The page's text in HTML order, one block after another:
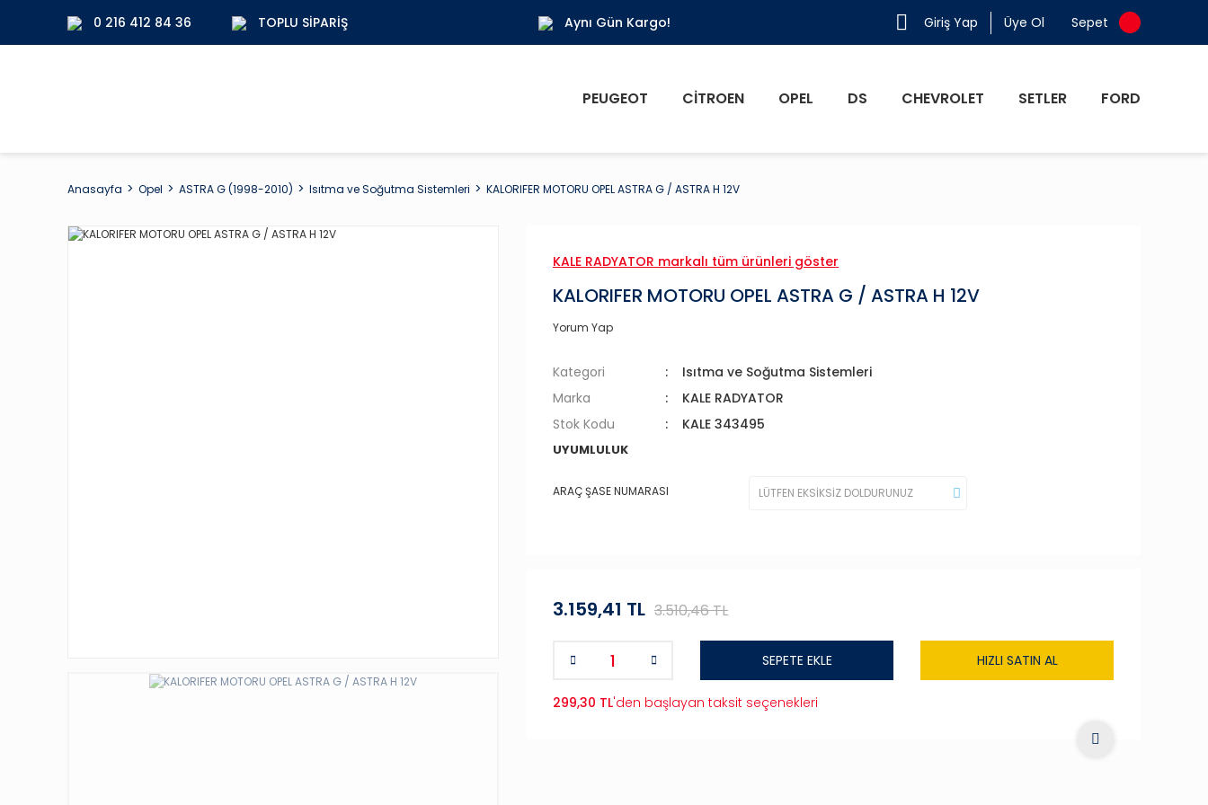
0 216 412 84 36 TOPLU SIPARIŞ Aynı Gün Kargo! Giriş Yap Üye Ol Sepet
PEUGEOT CITROEN OPEL DS CHEVROLET SETLER FORD
Anasayfa Opel ASTRA G (1998-2010) Isıtma ve Soğutma Sistemleri KALORIFER MOTORU OPEL ASTRA G / ASTRA H 12V
KALE RADYATOR markalı tüm ürünleri göster
KALORIFER MOTORU OPEL ASTRA G / ASTRA H 12V
Yorum Yap
Kategori
Isıtma ve Soğutma Sistemleri
Marka
KALE RADYATOR
Stok Kodu
KALE 343495
UYUMLULUK
ARAÇ ŞASE NUMARASI
3.159,41 TL 3.510,46 TL
SEPETE EKLE HIZLI SATIN AL
299,30 TL'den başlayan taksit seçenekleri